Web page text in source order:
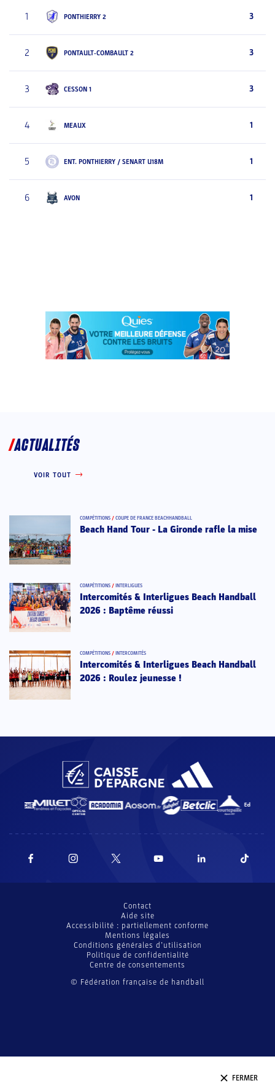
FERMER
1 PONTHIERRY 2 3
2 PONTAULT-COMBAULT 2 3
3 CESSON 1 3
4 MEAUX 1
5 ENT. PONTHIERRY / SENART U18M 1
6 AVON 1
ACTUALITÉS
VOIR TOUT
COMPÉTITIONS / COUPE DE FRANCE BEACHHANDBALL
Beach Hand Tour - La Gironde rafle la mise
COMPÉTITIONS / INTERLIGUES
Intercomités & Interligues Beach Handball
2026 : Baptême réussi
COMPÉTITIONS / INTERCOMITÉS
Intercomités & Interligues Beach Handball
2026 : Roulez jeunesse !
© Fédération française de handball
Contact
Aide site
Accessibilité : partiellement conforme
Mentions légales
Conditions générales d’utilisation
Politique de confidentialité
Centre de consentements